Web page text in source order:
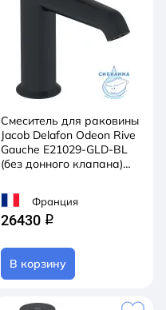
Смеситель для раковины
Jacob Delafon Odeon Rive
Gauche E21029-GLD-BL
(без донного клапана)
Франция
26430 q
В корзину